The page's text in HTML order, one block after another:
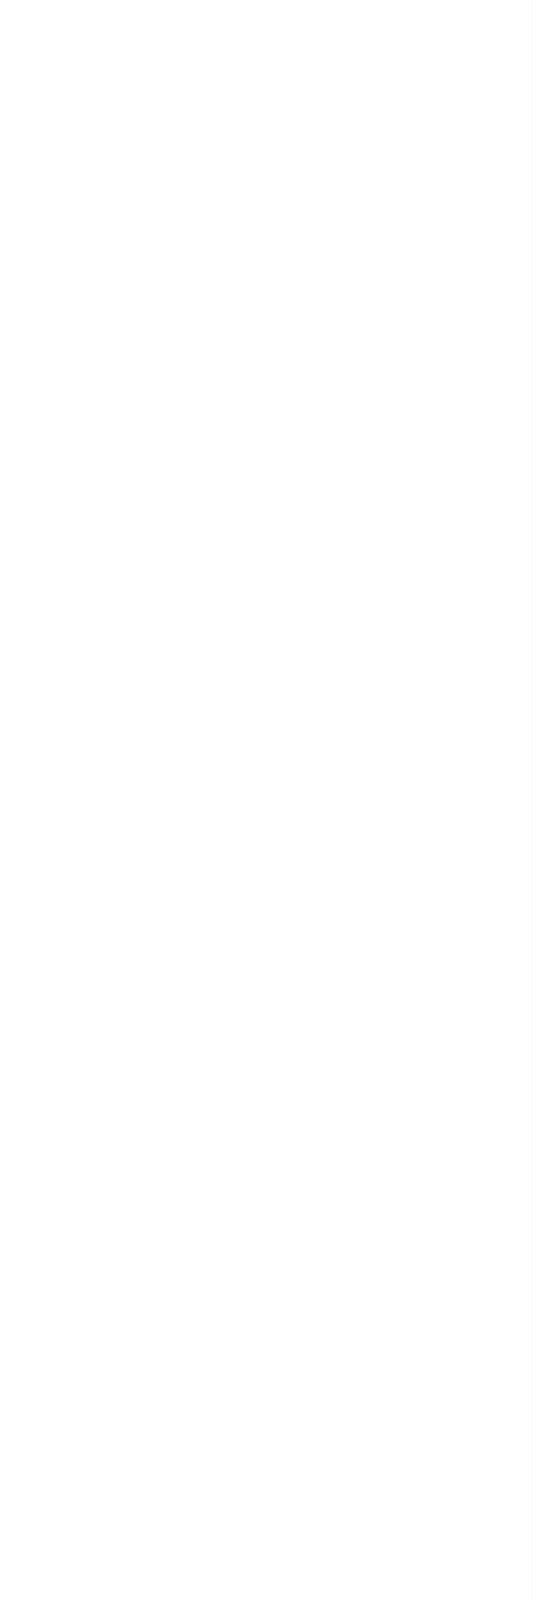
– Edilizia e Costruzioni”
ai sensi dell’allegato
6/3/13.
delle competenze
test di valutazione
correttamente ad almeno
domande alle quali sono
il test finale le
sia scritta che orale.
sia scritta che orale.
sarà richiesto di
del gradimento
che presentano criticità
– Edilizia e
online.
RSPP, CSP e CSE – Tutti
e RSPP, CSP e CSE –
Presenza); il sistema si
termine di tempo per